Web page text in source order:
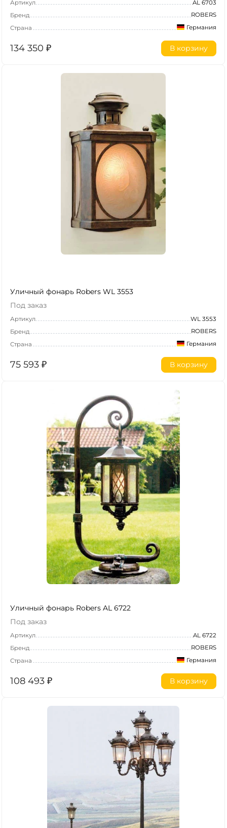
Артикул
AL 6703
Бренд
ROBERS
Страна
Германия
134 350 ₽ В корзину
Уличный фонарь Robers WL 3553
Под заказ
Артикул
WL 3553
Бренд
ROBERS
Страна
Германия
75 593 ₽ В корзину
Уличный фонарь Robers AL 6722
Под заказ
Артикул
AL 6722
Бренд
ROBERS
Страна
Германия
108 493 ₽ В корзину